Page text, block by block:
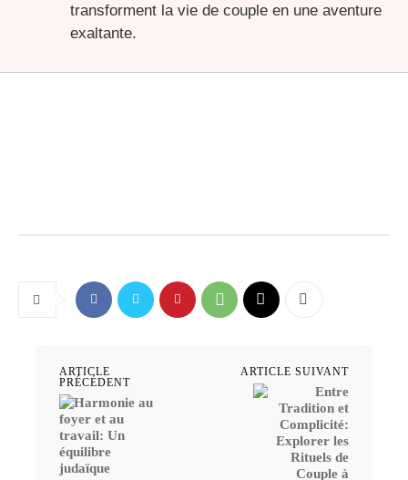
transforment la vie de couple en une aventure
exaltante.
ARTICLE
PRÉCÉDENT
ARTICLE SUIVANT